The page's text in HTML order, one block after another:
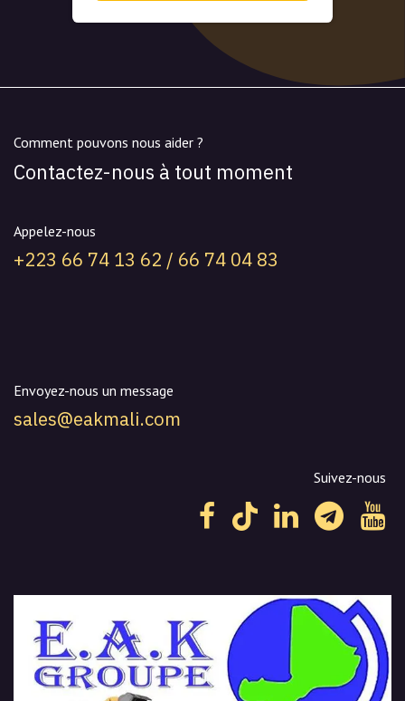
Comment pouvons nous aider ?
Contactez-nous à tout moment
Appelez-nous
+223 66 74 13 62 / 66 74 04 83
Envoyez-nous un message
sales@eakmali.com
Suivez-nous